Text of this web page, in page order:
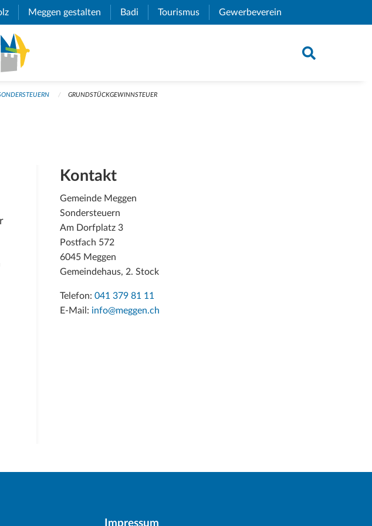
(External Link)
Meggen gestalten (External Link)
Badi (External Link)
Tourismus (External Link)
Gewerbeverein
GRUNDSTÜCKGEWINNSTEUER
Kontakt
Gemeinde Meggen
Sondersteuern
Am Dorfplatz 3
Postfach 572
6045 Meggen
Gemeindehaus, 2. Stock
Telefon: 041 379 81 11
E-Mail: info@meggen.ch
Impressum